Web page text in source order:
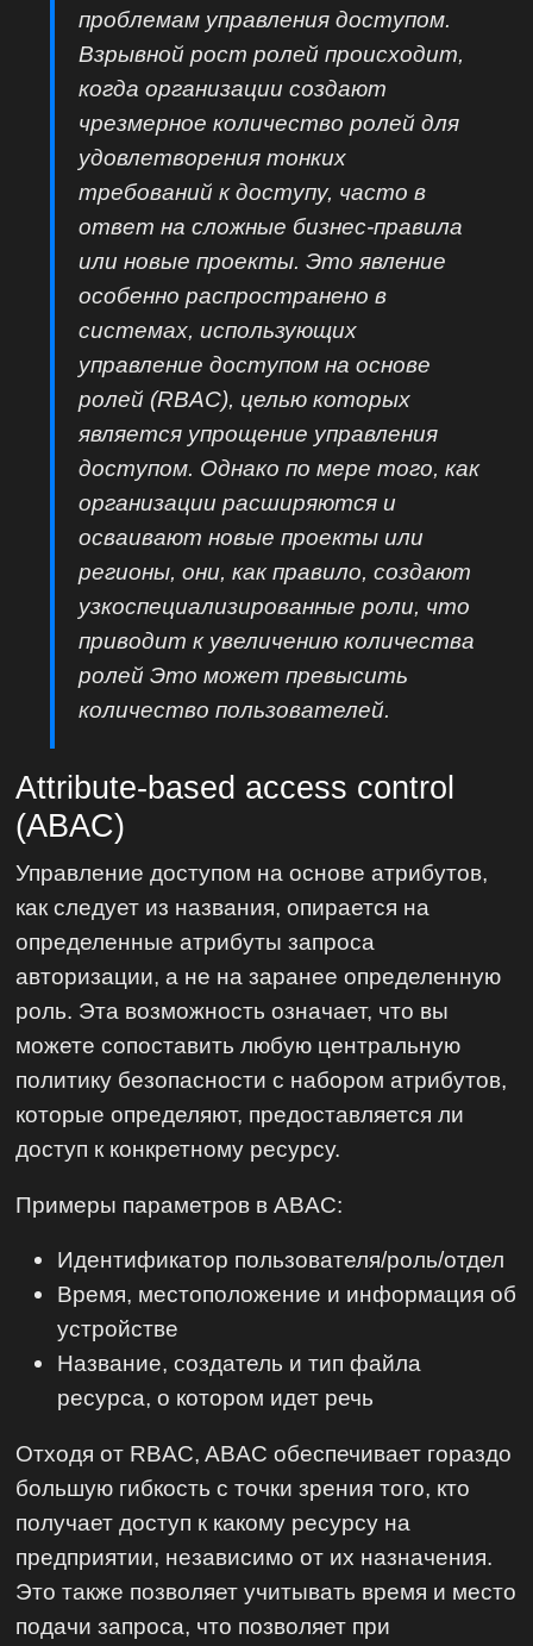
проблемам управления доступом.
Взрывной рост ролей происходит,
когда организации создают
чрезмерное количество ролей для
удовлетворения тонких
требований к доступу, часто в
ответ на сложные бизнес-правила
или новые проекты. Это явление
особенно распространено в
системах, использующих
управление доступом на основе
ролей (RBAC), целью которых
является упрощение управления
доступом. Однако по мере того, как
организации расширяются и
осваивают новые проекты или
регионы, они, как правило, создают
узкоспециализированные роли, что
приводит к увеличению количества
ролей Это может превысить
количество пользователей.
Attribute-based access control
(ABAC)
Управление доступом на основе атрибутов,
как следует из названия, опирается на
определенные атрибуты запроса
авторизации, а не на заранее определенную
роль. Эта возможность означает, что вы
можете сопоставить любую центральную
политику безопасности с набором атрибутов,
которые определяют, предоставляется ли
доступ к конкретному ресурсу.
Примеры параметров в ABAC:
Идентификатор пользователя/роль/отдел
Время, местоположение и информация об
устройстве
Название, создатель и тип файла
ресурса, о котором идет речь
Отходя от RBAC, ABAC обеспечивает гораздо
большую гибкость с точки зрения того, кто
получает доступ к какому ресурсу на
предприятии, независимо от их назначения.
Это также позволяет учитывать время и место
подачи запроса, что позволяет при